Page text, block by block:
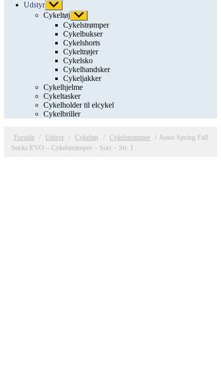
Udstyr Vis
undermenu
Cykeltøj Vis
undermenu
Cykelstrømper
Cykelbukser
Cykelshorts
Cykeltrøjer
Cykelsko
Cykelhandsker
Cykeljakker
Cykelhjelme
Cykeltasker
Cykelholder til elcykel
Cykelbriller
Forside / Udstyr / Cykeltøj / Cykelstrømper / Assos Spring Fall
Socks EVO – Cykelstrømper – Sort – Str. I